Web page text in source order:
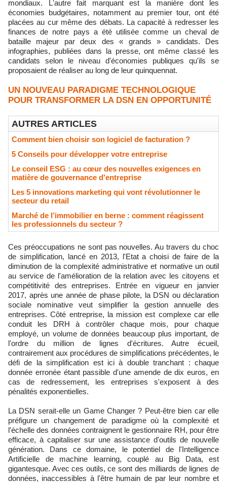
mondiaux. L'autre fait marquant est la manière dont les
économies budgétaires, notamment au premier tour, ont été
placées au cur même des débats. La capacité à redresser les
finances de notre pays a été utilisée comme un cheval de
bataille majeur par deux des « grands » candidats. Des
infographies, publiées dans la presse, ont même classé les
candidats selon le niveau d'économies publiques qu'ils se
proposaient de réaliser au long de leur quinquennat.
UN NOUVEAU PARADIGME TECHNOLOGIQUE
POUR TRANSFORMER LA DSN EN OPPORTUNITÉ
AUTRES ARTICLES
Comment bien choisir son logiciel de facturation ?
5 Conseils pour développer votre entreprise
Le conseil ESG : au cœur des nouvelles exigences en
matière de gouvernance d'entreprise
Les 5 innovations marketing qui vont révolutionner le
secteur du retail
Marché de l’immobilier en berne : comment réagissent
les professionnels du secteur ?
Ces préoccupations ne sont pas nouvelles. Au travers du choc
de simplification, lancé en 2013, l'Etat a choisi de faire de la
diminution de la complexité administrative et normative un outil
au service de l'amélioration de la relation avec les citoyens et
compétitivité des entreprises. Entrée en vigueur en janvier
2017, après une année de phase pilote, la DSN ou déclaration
sociale nominative veut simplifier la gestion annuelle des
entreprises. Côté entreprise, la mission est complexe car elle
conduit les DRH à contrôler chaque mois, pour chaque
employé, un volume de données beaucoup plus important, de
l'ordre du million de lignes d'écritures. Autre écueil,
contrairement aux procédures de simplifications précédentes, le
défi de la simplification est ici à double tranchant : chaque
donnée erronée étant passible d'une amende de dix euros, en
cas de redressement, les entreprises s'exposent à des
pénalités exponentielles.
La DSN serait-elle un Game Changer ? Peut-être bien car elle
préfigure un changement de paradigme où la complexité et
l'échelle des données contraignent le gestionnaire RH, pour être
efficace, à capitaliser sur une assistance d'outils de nouvelle
génération. Dans ce domaine, le potentiel de l'Intelligence
Artificielle de machine learning, couplé au Big Data, est
gigantesque. Avec ces outils, ce sont des milliards de lignes de
données, inaccessibles à l'être humain de par leur nombre et